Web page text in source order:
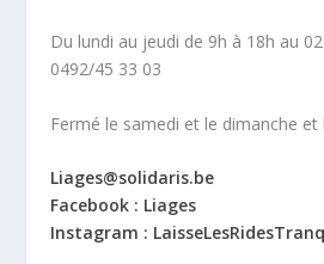
Du lundi au jeudi de 9h à 18h au
0492/45 33 03
Fermé le samedi et le dimanche
Liages@solidaris.be
Facebook : Liages
Instagram :